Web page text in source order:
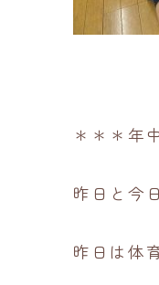
＊＊＊年
昨日と今
昨日は体